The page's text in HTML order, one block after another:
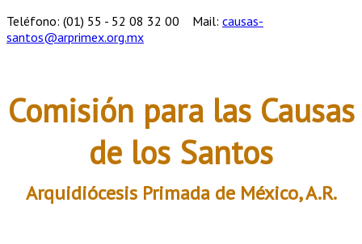
Teléfono: (01) 55 - 52 08 32 00 Mail: causas-
santos@arprimex.org.mx
Comisión para las Causas
de los Santos
Arquidiócesis Primada de México, A.R.